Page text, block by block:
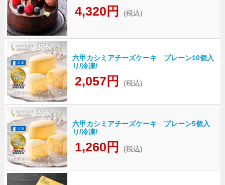
4,320円 (税込)
六甲カシミアチーズケーキ プレーン10個入
り/冷凍/
2,057円 (税込)
六甲カシミアチーズケーキ プレーン5個入
り/冷凍/
1,260円 (税込)